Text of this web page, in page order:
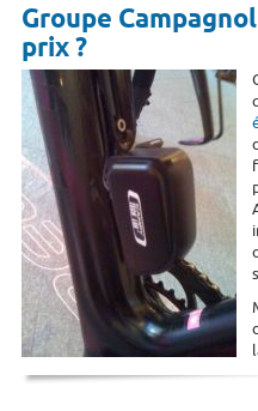
Groupe
prix ?